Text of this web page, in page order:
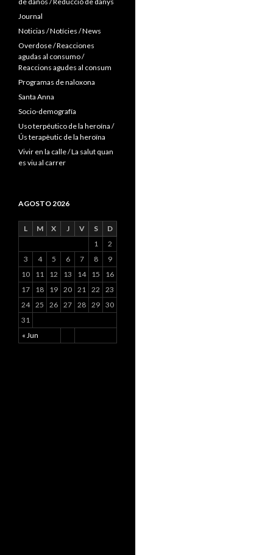
Journal
Noticias / Notícies / News
Overdose / Reacciones
agudas al consumo /
Reaccions agudes al consum
Programas de naloxona
Santa Anna
Socio-demografía
Uso terpéutico de la heroína /
Ús terapèutic de la heroïna
Vivir en la calle / La salut quan
es viu al carrer
AGOSTO 2026
L M X J V S D
« Jun
1
2
3
4 5 6 7 8
9
10
11 12 13 14 15
16
17
18 19 20 21 22
23
24 25 26 27 28 29 30
31